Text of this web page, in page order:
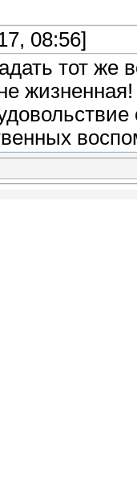
08:56]
тот